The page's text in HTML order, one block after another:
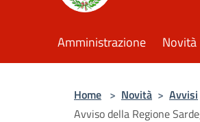
Amministrazione Novità
Home > Novità > Avvisi
Avviso della Regione